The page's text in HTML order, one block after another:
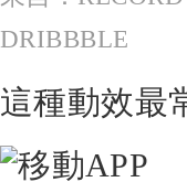
DRIBBBLE
這種動效最